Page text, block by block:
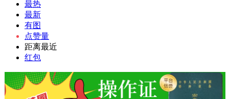
最热
最新
有图
点赞量
距离最近
红包